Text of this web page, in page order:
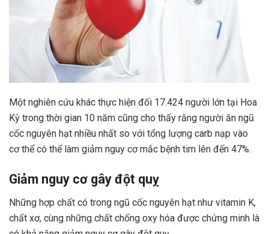
Một nghiên cứu khác thực hiện đối 17.424 người lớn tại Hoa
Kỳ trong thời gian 10 năm cũng cho thấy rằng người ăn ngũ
cốc nguyên hạt nhiều nhất so với tổng lượng carb nạp vào
cơ thể có thể làm giảm nguy cơ mắc bệnh tim lên đến 47%.
Giảm nguy cơ gây đột quỵ
Những hợp chất có trong ngũ cốc nguyên hạt như vitamin K,
chất xơ, cùng những chất chống oxy hóa được chứng minh là